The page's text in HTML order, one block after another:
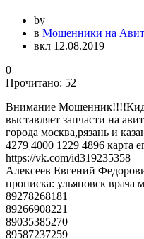
by
в Мошенники на
вкл 12.08.2019
0
Прочитано: 52
Внимание
выставляет запчасти на
города москва,рязань и
4279 4000 1229 4896 карта
https://vk.com/id319235358
Алексеев Евгений
прописка: ульяновск врача
89278268181
89266908221
89035385270
89587237259